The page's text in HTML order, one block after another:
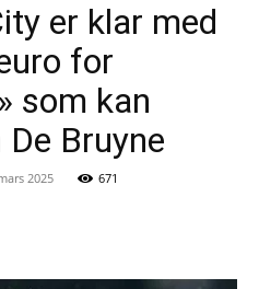
er klar med
for
som kan
Bruyne
2025 671